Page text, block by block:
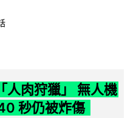
人肉狩獵」 無人機
秒仍被炸傷